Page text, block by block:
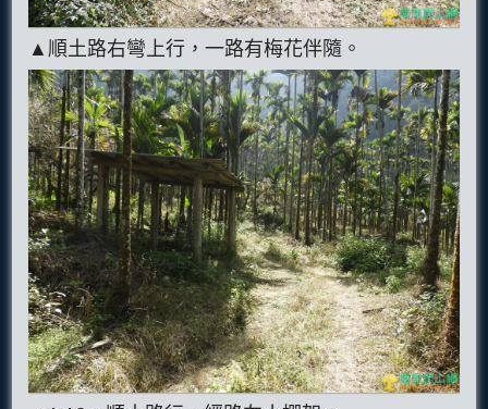
▲順土路右彎上行，一路有梅花伴隨。